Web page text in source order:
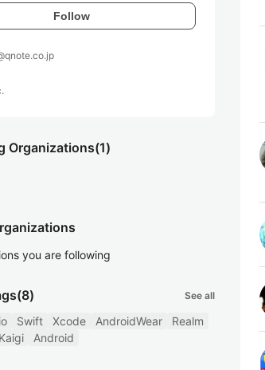
Follow
Organizations(1)
you are following
(8) See all
Swift Xcode AndroidWear
Realm
Android